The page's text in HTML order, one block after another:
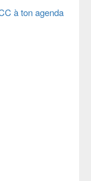
à ton agenda